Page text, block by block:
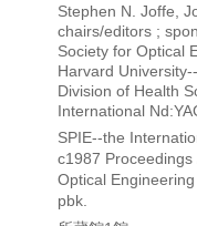
Stephen N. Joffe,
chairs/editors ;
Society for Optical
Harvard
Division of Health
International
SPIE--the
c1987
Optical
pbk.